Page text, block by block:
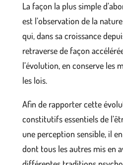
La façon la plus simple
est l’observation de la
qui, dans sa croissance
retraverse de façon
l’évolution, en conserve les
les lois.
Afin de rapporter cette
constitutifs essentiels de
une perception sensible, il
dont tous les autres mis en